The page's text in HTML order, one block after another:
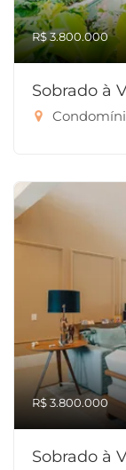
R$ 3.800.000
Sobrado à
R$ 3.800.000
Sobrado à